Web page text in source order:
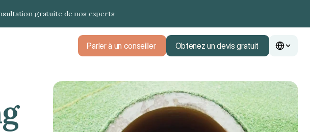
gratuite de nos experts
Parler à un conseiller Obtenez un devis gratuit